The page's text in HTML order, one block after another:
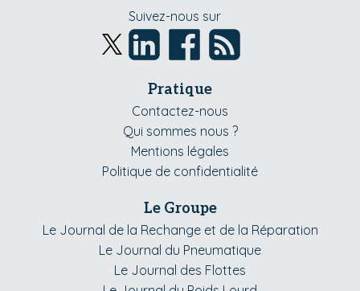
Suivez-nous sur
Pratique
Contactez-nous
Qui sommes nous ?
Mentions légales
Politique de confidentialité
Le Groupe
Le Journal de la Rechange et de la Réparation
Le Journal du Pneumatique
Le Journal des Flottes